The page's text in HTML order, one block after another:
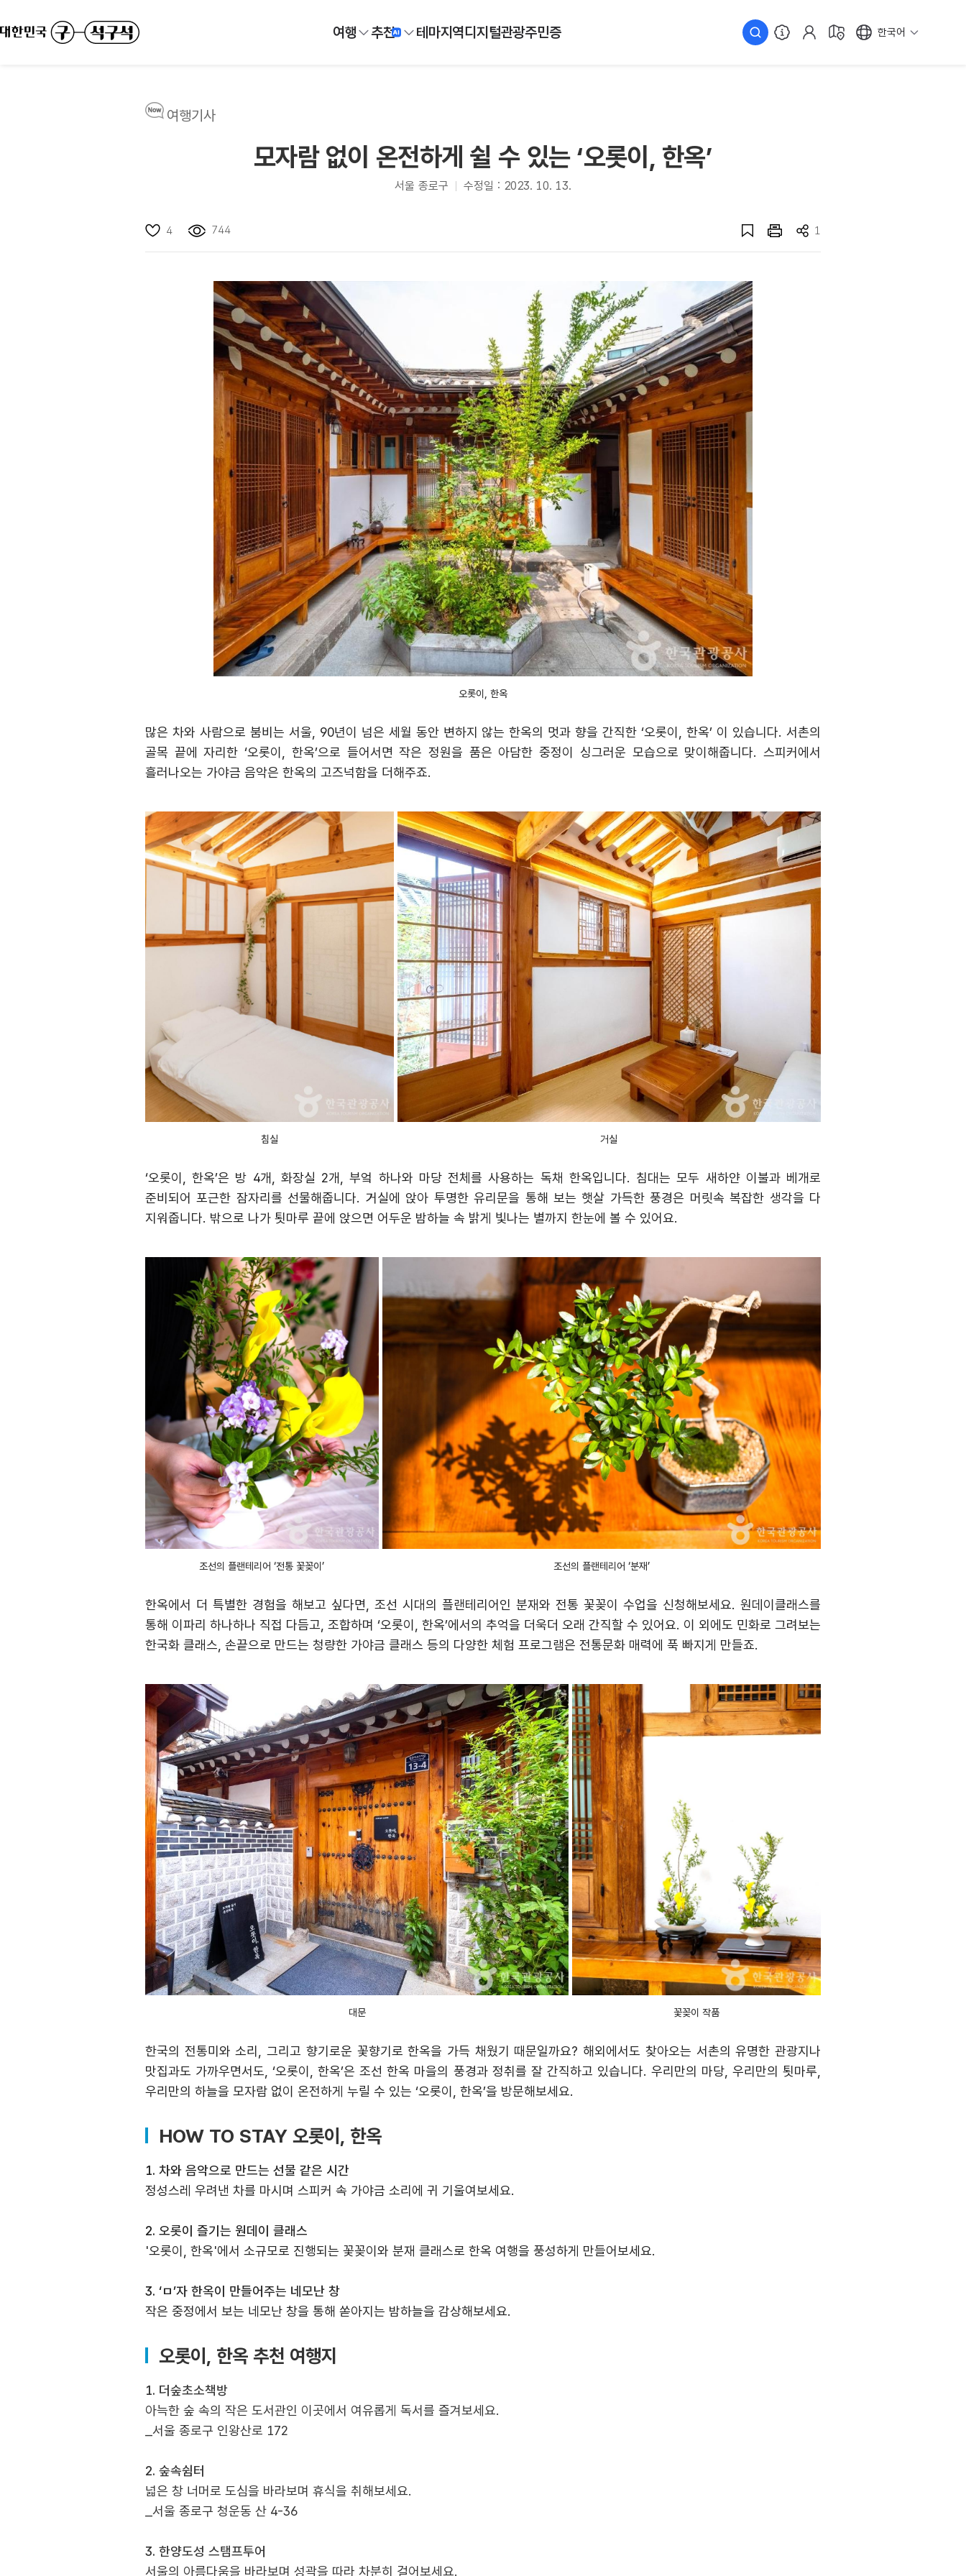
여행 추천 테마지역디지털관광주민증 한국어
여행기사
모자람 없이 온전하게 쉴 수 있는 ‘오롯이, 한옥’
서울 종로구 수정일 : 2023. 10. 13.
4 744 1
오롯이, 한옥
많은 차와 사람으로 붐비는 서울 , 90년이 넘은 세월 동안 변하지 않는 한옥의 멋과 향을 간직한‘오롯이 ,한옥’ 이 있습니다.서촌의
골목 끝에 자리한‘오롯이 한옥’으로 들어서면 작은 정원을 품은 아담한 중정이 싱그러운 모습으로 맞이해줍니다.스피커에서
흘러나오는 가야금 음악은 한옥의 고즈넉함을 더해주죠.
침실 거실
‘오롯이 ,한옥’은 방 4개, 화장실 2개,부엌 하나와 마당 전체를 사용하는 독채 한옥입니다. 침대는 모두 새하얀 이불과 베개로
준비되어 포근한 잠자리를 선물해줍니다. 거실에 앉아 투명한 유리문을 통해 보는 햇살 가득한 풍경은 머릿속 복잡한 생각을 다
지워줍니다. 밖으로 나가 툇마루 끝에 앉으면 어두운 밤하늘 속 밝게 빛나는 별까지 한눈에 볼 수 있어요.
조선의 플랜테리어 ‘전통 꽃꽂이’ 조선의 플랜테리어 ‘분재’
한옥에서 더 특별한 경험을 해보고 싶다면, 조선 시대의 플랜테리어인 분재와 전통 꽃꽂이 수업을 신청해보세요. 원데이클래스를
통해 이파리 하나하나 직접 다듬고, 조합하며 ‘오롯이 , 한옥’에서의 추억을 더욱더 오래 간직할 수 있어요. 이 외에도 민화로 그려보는
한국화 클래스, 손끝으로 만드는 청량한 가야금 클래스 등의 다양한 체험 프로그램은 전통문화 매력에 푹 빠지게 만들죠.
대문 꽃꽂이 작품
한국의 전통미와 소리 ,그리고 향기로운 꽃향기로 한옥을 가득 채웠기 때문일까요? 해외에서도 찾아오는 서촌의 유명한 관광지나
맛집과도 가까우면서도 , ‘오롯이 ,한옥’은 조선 한옥 마을의 풍경과 정취를 잘 간직하고 있습니다. 우리만의 마당,우리만의 툇마루
우리만의 하늘을 모자람 없이 온전하게 누릴 수 있는 ‘오롯이 한옥’을 방문해보세요.
HOW TO STAY 오롯이, 한옥
1. 차와 음악으로 만드는 선물 같은 시간
정성스레 우려낸 차를 마시며 스피커 속 가야금 소리에 귀 기울여보세요.
2. 오롯이 즐기는 원데이 클래스
'오롯이 한옥'에서 소규모로 진행되는 꽃꽂이와 분재 클래스로 한옥 여행을 풍성하게 만들어보세요.
3. ‘ㅁ’자 한옥이 만들어주는 네모난 창
작은 중정에서 보는 네모난 창을 통해 쏟아지는 밤하늘을 감상해보세요.
오롯이, 한옥 추천 여행지
1. 더숲초소책방
아늑한 숲 속의 작은 도서관인 이곳에서 여유롭게 독서를 즐겨보세요.
서울 종로구 인왕산로 172
2. 숲속쉼터
넓은 창 너머로 도심을 바라보며 휴식을 취해보세요.
서울 종로구 청운동 산 4-36
3. 한양도성 스탬프투어
서울의 아름다움을 바라보며 성곽을 따라 차분히 걸어보세요.